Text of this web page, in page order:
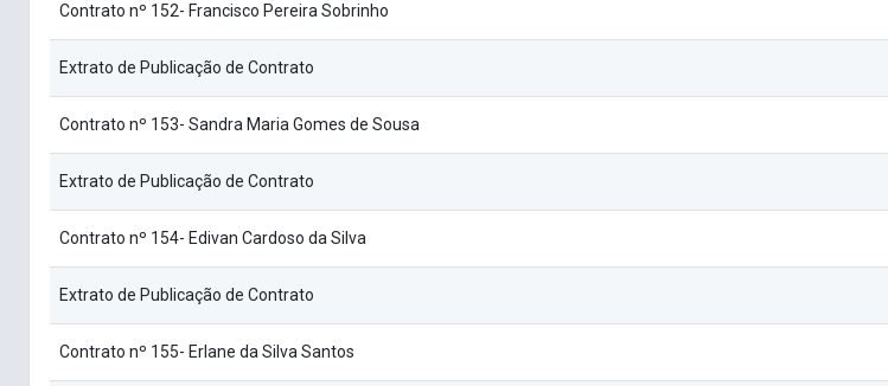
Contrato nº 152- Francisco Pereira Sobrinho
Extrato de Publicação de Contrato
Contrato nº 153- Sandra Maria Gomes de Sousa
Extrato de Publicação de Contrato
Contrato nº 154- Edivan Cardoso da Silva
Extrato de Publicação de Contrato
Contrato nº 155- Erlane da Silva Santos